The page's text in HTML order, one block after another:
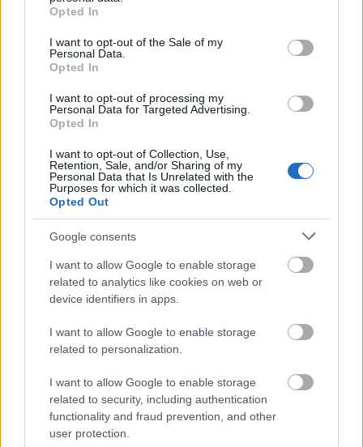
grant or deny consent to Google and its third-party tags to
use your data for below specified purposes in below Google
consent section.
Opted In
I want to opt-out of the Sale of my
Personal Data.
Opted In
I want to opt-out of processing my
Personal Data for Targeted Advertising.
Opted In
I want to opt-out of Collection, Use,
Retention, Sale, and/or Sharing of my
Personal Data that Is Unrelated with the
Purposes for which it was collected.
Opted Out
Google consents
I want to allow Google to enable storage
related to analytics like cookies on web or
device identifiers in apps.
I want to allow Google to enable storage
related to personalization.
I want to allow Google to enable storage
related to security, including authentication
functionality and fraud prevention, and other
user protection.
świątobliwy—Świątobliwy
Mogą Cię zainteresować również hasła
à la